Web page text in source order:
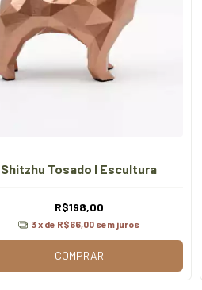
Shitzhu Tosado I Escultura
R$198,00
3x de R$66,00 sem juros
COMPRAR